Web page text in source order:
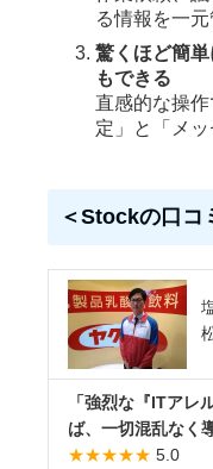
る情報を一元
驚くほど簡単
もできる
直感的な操
定」と「メ
＜Stockの口コ
「強烈な『ITアレ
ば、一切混乱なく
★★★★★ 5.0